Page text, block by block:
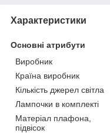
Характеристики
Основні атрибути
Виробник
Країна виробник
Кількість джерел світла
Лампочки в комплекті
Матеріал плафона,
підвісок